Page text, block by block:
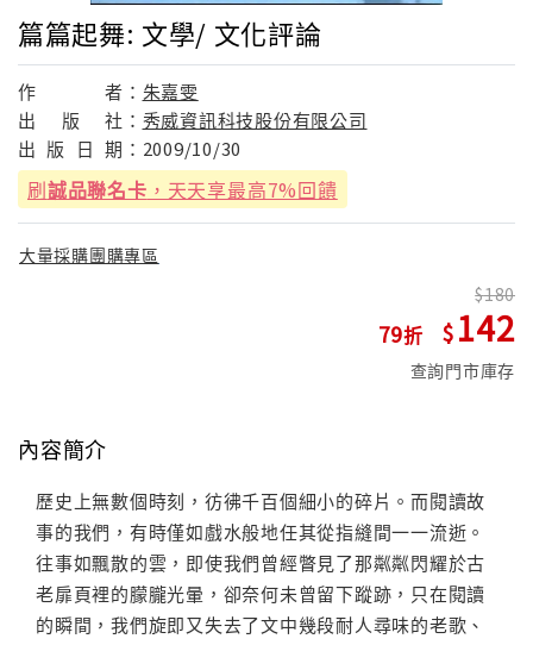
篇篇起舞: 文學/ 文化評論
作 者： 朱嘉雯
出
版 社： 秀威資訊科技股份有限公司
出 版 日 期： 2009/10/30
刷誠品聯名卡 ，天天享最高7%回饋
大量採購團購專區
79
180
142
查詢門市庫存
內容簡介
歷史上無數個時刻，彷彿千百個細小的碎片。而閱讀故
事的我們，有時僅如戲水般地任其從指縫間一一流逝。
往事如飄散的雲，即使我們曾經瞥見了那粼粼閃耀於古
老扉頁裡的朦朧光暈，卻奈何未曾留下蹤跡，只在閱讀
的瞬間，我們旋即又失去了文中幾段耐人尋味的老歌、